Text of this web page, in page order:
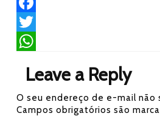
F
a
b
T
t
a
Leave a Reply
O seu endereço de e-mail não
Campos obrigatórios são